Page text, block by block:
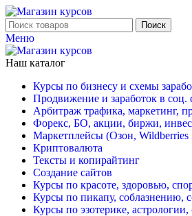
Поиск
Меню
Наш каталог
Курсы по бизнесу и схемы
Продвижение и заработок в соц.
Арбитраж трафика, маркетинг,
Форекс, БО, акции, биржи,
Маркетплейсы (Озон, Wildberries
Криптовалюта
Тексты и копирайтинг
Создание сайтов
Курсы по красоте, здоровью,
Курсы по пикапу, соблазнению,
Курсы по эзотерике, астрологии,